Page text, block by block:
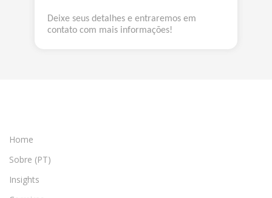
Deixe seus detalhes e entraremos em
contato com mais informações!
Home
Sobre (PT)
Insights